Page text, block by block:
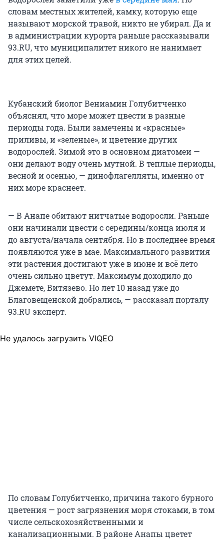
словам местных жителей, камку, которую еще
называют морской травой, никто не убирал. Да и
в администрации курорта раньше рассказывали
93.RU, что муниципалитет никого не нанимает
для этих целей.
Кубанский биолог Вениамин Голубитченко
объяснял, что море может цвести в разные
периоды года. Были замечены и «красные»
приливы, и «зеленые», и цветение других
водорослей. Зимой это в основном диатомеи —
они делают воду очень мутной. В теплые периоды,
весной и осенью, — динофлагелляты, именно от
них море краснеет.
— В Анапе обитают нитчатые водоросли. Раньше
они начинали цвести с середины/конца июля и
до августа/начала сентября. Но в последнее время
появляются уже в мае. Максимального развития
эти растения достигают уже в июне и всё лето
очень сильно цветут. Максимум доходило до
Джемете, Витязево. Но лет 10 назад уже до
Благовещенской добрались, — рассказал порталу
93.RU эксперт.
Не удалось загрузить VIQEO
По словам Голубитченко, причина такого бурного
цветения — рост загрязнения моря стоками, в том
числе сельскохозяйственными и
канализационными. В районе Анапы цветет